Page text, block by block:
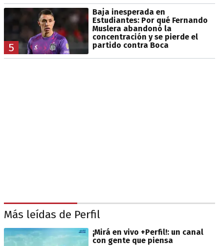
5
Baja inesperada en
Estudiantes: Por qué Fernando
Muslera abandonó la
concentración y se pierde el
partido contra Boca
Más leídas de Perfil
¡Mirá en vivo +Perfil!: un canal
con gente que piensa